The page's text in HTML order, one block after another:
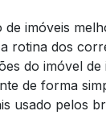
imóveis
rotina dos
do imóvel de
de forma
usado pelos